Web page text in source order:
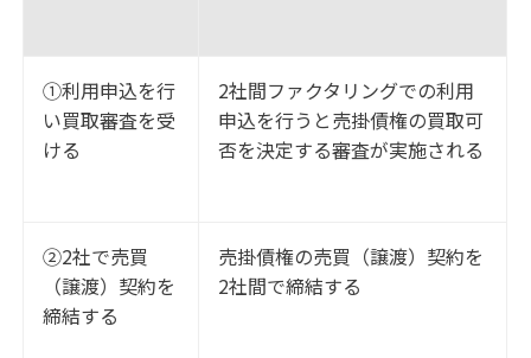
①利用申込を行
い買取審査を受
ける
2社間ファクタリングでの利用
申込を行うと売掛債権の買取可
否を決定する審査が実施される
②2社で売買
（譲渡）契約を
締結する
売掛債権の売買（譲渡）契約を
2社間で締結する